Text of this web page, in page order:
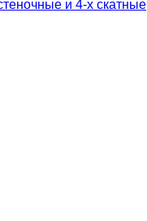
и 4-х скатные